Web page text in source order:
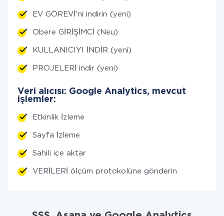
EV GÖREVİ'ni indirin (yeni)
Obere GİRİŞİMCİ (Neu)
KULLANICIYI İNDİR (yeni)
PROJELERİ indir (yeni)
Veri alıcısı: Google Analytics, mevcut
işlemler:
Etkinlik İzleme
Sayfa İzleme
Sahili içe aktar
VERİLERİ ölçüm protokolüne gönderin